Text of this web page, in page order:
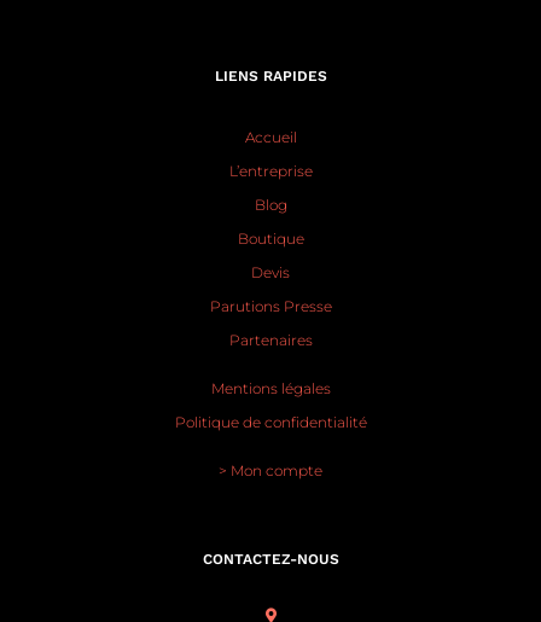
LIENS RAPIDES
Accueil
L’entreprise
Blog
Boutique
Devis
Parutions Presse
Partenaires
Mentions légales
Politique de confidentialité
> Mon compte
CONTACTEZ-NOUS